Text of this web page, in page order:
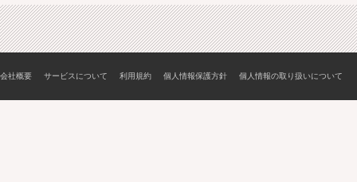
会社概要 サービスについて 利用規約 個人情報保護方針 個人情報の取り扱いについて